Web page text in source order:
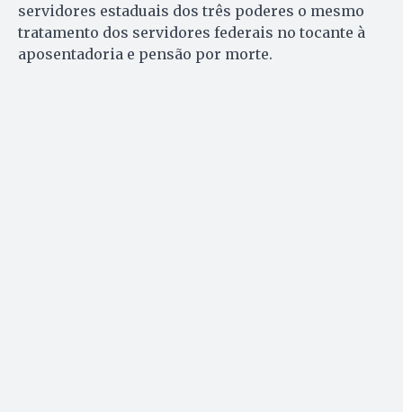
servidores estaduais dos três poderes o mesmo
tratamento dos servidores federais no tocante à
aposentadoria e pensão por morte.